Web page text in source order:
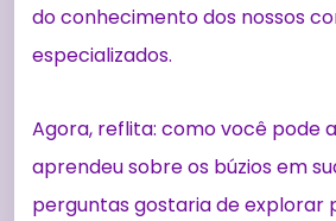
do conhecimento dos nossos
especializados.
Agora, reflita: como você pode
aprendeu sobre os búzios em
perguntas gostaria de explorar